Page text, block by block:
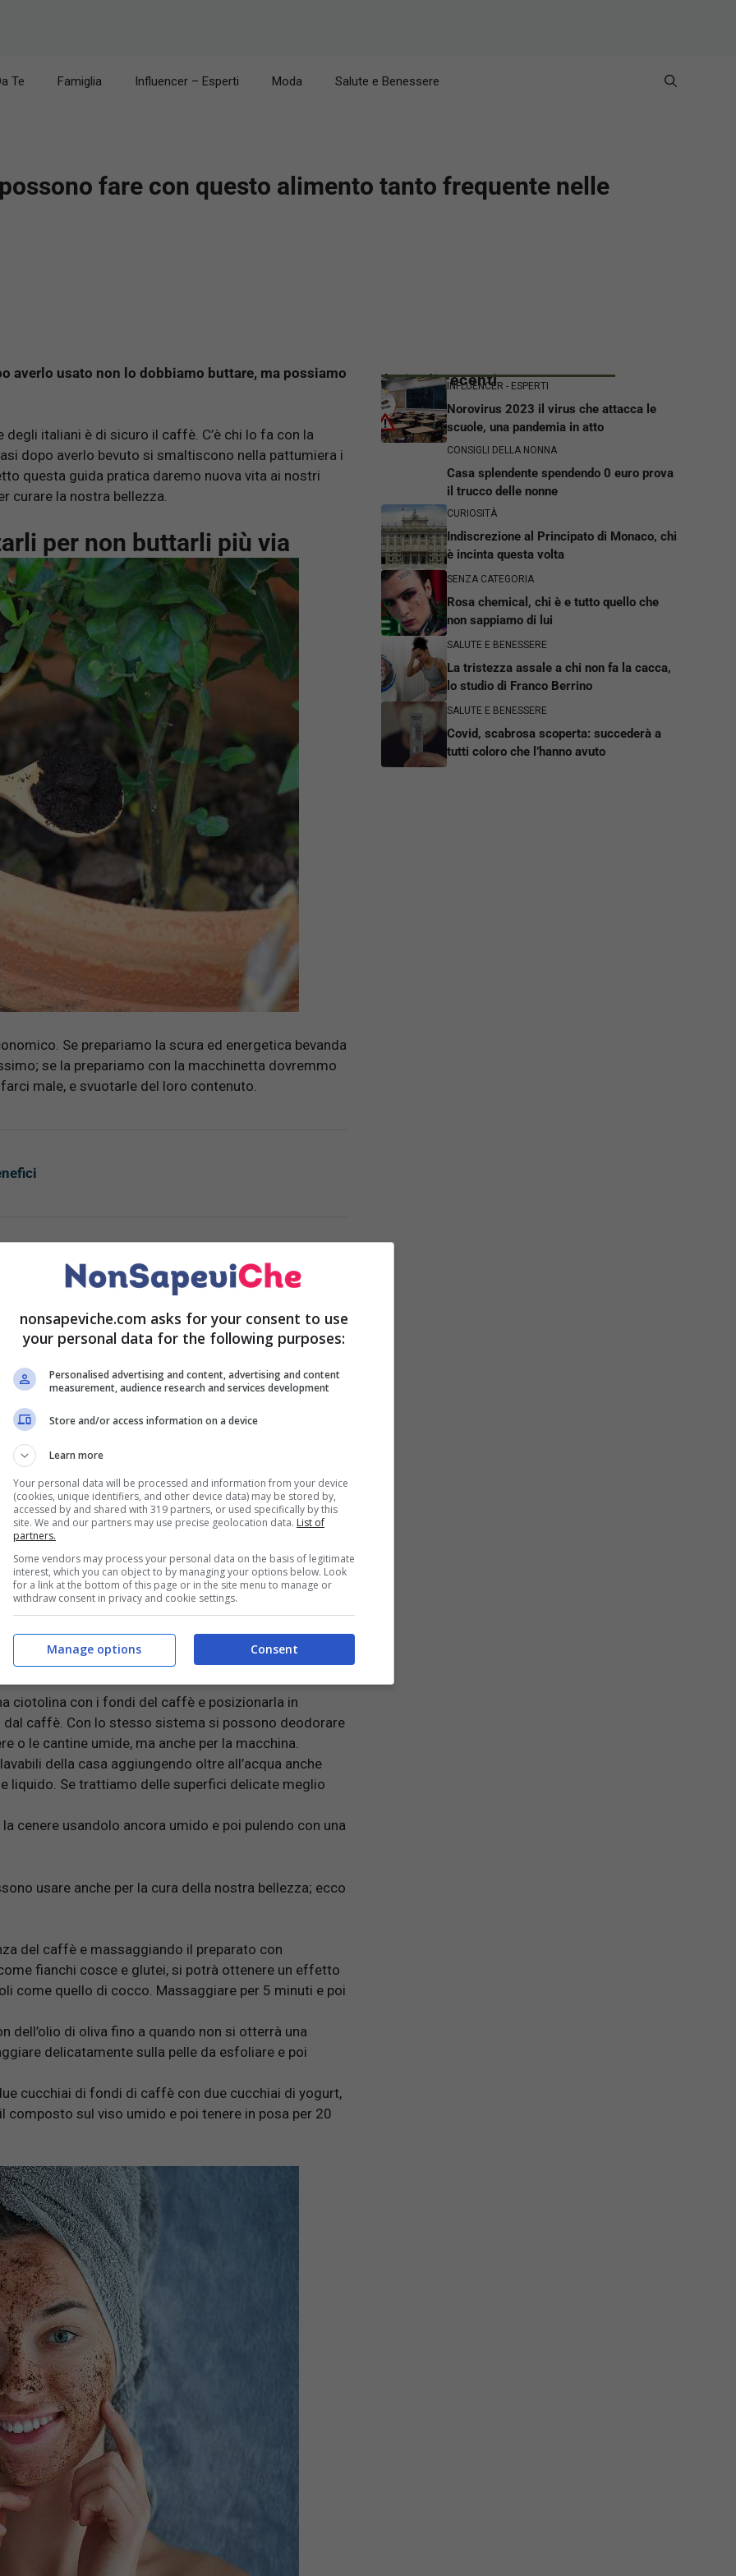
Te Famiglia Influencer – Esperti Moda Salute e Benessere
fare con questo alimento tanto frequente nelle
averlo usato non lo dobbiamo buttare, ma possiamo
italiani è di sicuro il caffè. C’è chi lo fa con la
dopo averlo bevuto si smaltiscono nella pattumiera i
questa guida pratica daremo nuova vita ai nostri
curare la nostra bellezza.
per non buttarli più via
Se prepariamo la scura ed energetica bevanda
se la prepariamo con la macchinetta dovremmo
male, e svuotarle del loro contenuto.
che iniziare ad usarli in diversi modi. Vediamone
e fiori, in modo naturale possiamo usare i fondi del
caffè sui bordi dell’orto.
sono perfetti per dare alle piante i giusti
essere usati per arricchire il compost essendo
Un altro modo è quello di mescolarli in un
andranno ad innaffiare le nostre piante.
e i consigli
ciotolina con i fondi del caffè e posizionarla in
caffè. Con lo stesso sistema si possono deodorare
o le cantine umide, ma anche per la macchina.
della casa aggiungendo oltre all’acqua anche
liquido. Se trattiamo delle superfici delicate meglio
cenere usandolo ancora umido e poi pulendo con una
usare anche per la cura della nostra bellezza; ecco
del caffè e massaggiando il preparato con
fianchi cosce e glutei, si potrà ottenere un effetto
come quello di cocco. Massaggiare per 5 minuti e poi
dell’olio di oliva fino a quando non si otterrà una
delicatamente sulla pelle da esfoliare e poi
cucchiai di fondi di caffè con due cucchiai di yogurt,
composto sul viso umido e poi tenere in posa per 20
Articoli recentiINFLUENCER - ESPERTI
Norovirus 2023 il virus che attacca le
scuole, una pandemia in atto
CONSIGLI DELLA NONNA
Casa splendente spendendo 0 euro prova
il trucco delle nonne
CURIOSITÀ
Indiscrezione al Principato di Monaco, chi
è incinta questa volta
SENZA CATEGORIA
Rosa chemical, chi è e tutto quello che
non sappiamo di lui
SALUTE E BENESSERE
La tristezza assale a chi non fa la cacca,
lo studio di Franco Berrino
SALUTE E BENESSERE
Covid, scabrosa scoperta: succederà a
tutti coloro che l’hanno avuto
nonsapeviche.com asks for your consent to use
your personal data for the following purposes:
Personalised advertising and content, advertising and content
measurement, audience research and services development
Store and/or access information on a device
Learn more
Your personal data will be processed and information from your device
(cookies, unique identifiers, and other device data) may be stored by,
accessed by and shared with 319 partners, or used specifically by this
site. We and our partners may use precise geolocation data. List of
partners.
Some vendors may process your personal data on the basis of legitimate
interest, which you can object to by managing your options below. Look
for a link at the bottom of this page or in the site menu to manage or
withdraw consent in privacy and cookie settings.
Consent
Manage options